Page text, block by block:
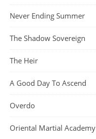
Never Ending Summer
The Shadow Sovereign
The Heir
A Good Day To Ascend
Overdo
Oriental Martial Academy